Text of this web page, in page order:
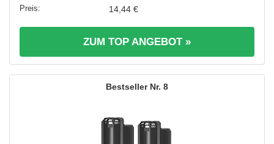
14,44 €
ZUM TOP ANGEBOT »
8